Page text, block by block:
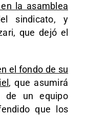
la asamblea
sindicato, y
que dejó el
el fondo de su
, que asumirá
de un equipo
que los